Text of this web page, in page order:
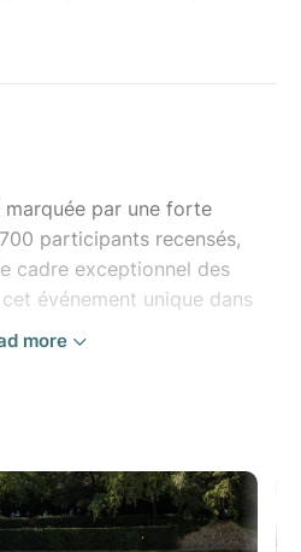
par une forte
participants recensés,
cadre exceptionnel des
événement unique dans
professionnels,
accompagner les
more